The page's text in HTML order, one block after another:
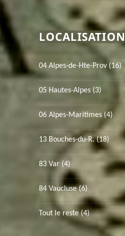
LOCALISATION
04 Alpes-de-Hte-Prov (16)
05 Hautes-Alpes (3)
06 Alpes-Maritimes (4)
13 Bouches-du-R.(18)
83 Var (4)
84 Vaucluse(6)
Tout le reste(4)